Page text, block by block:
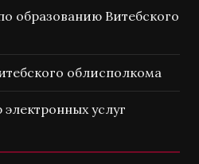
образованию Витебского
облисполкома
услуг